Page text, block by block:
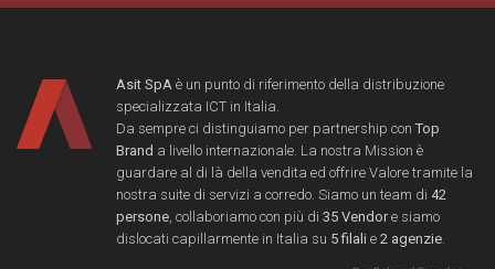
Asit SpA è un punto di riferimento della distribuzione
specializzata ICT in Italia.
Da sempre ci distinguiamo per partnership con Top
Brand a livello internazionale. La nostra Mission è
guardare al di là della vendita ed offrire Valore tramite la
nostra suite di servizi a corredo. Siamo un team di 42
persone , collaboriamo con più di 35 Vendore siamo
dislocati capillarmente in Italia su 5 filali e 2 agenzie